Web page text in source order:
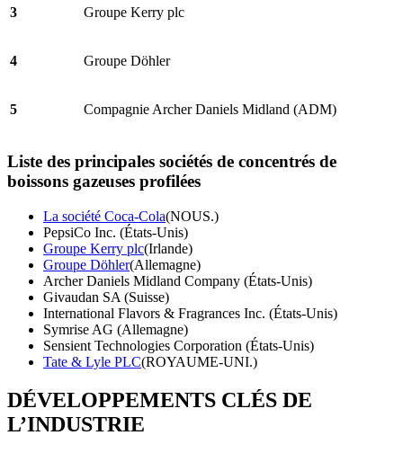
3 Groupe Kerry plc
4 Groupe Döhler
5 Compagnie Archer Daniels Midland (ADM)
Liste des principales sociétés de concentrés de
boissons gazeuses profilées
La société Coca-Cola(NOUS.)
PepsiCo Inc. (États-Unis)
Groupe Kerry plc(Irlande)
Groupe Döhler(Allemagne)
Archer Daniels Midland Company (États-Unis)
Givaudan SA (Suisse)
International Flavors & Fragrances Inc. (États-Unis)
Symrise AG (Allemagne)
Sensient Technologies Corporation (États-Unis)
Tate & Lyle PLC(ROYAUME-UNI.)
DÉVELOPPEMENTS CLÉS DE
L’INDUSTRIE